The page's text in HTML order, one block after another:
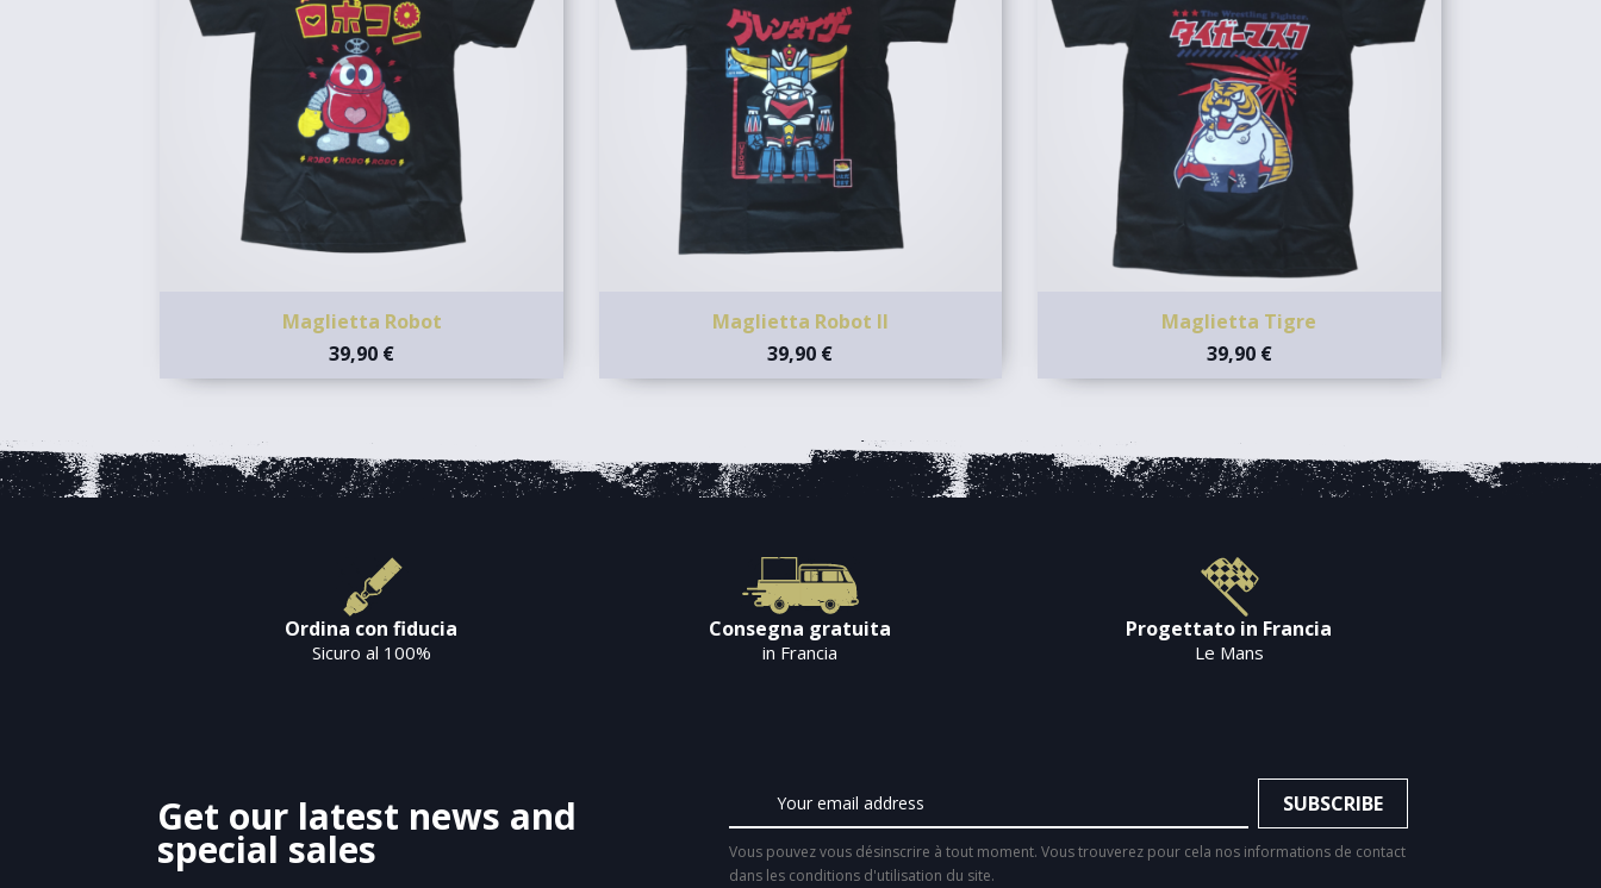
Maglietta Robot
39,90 €
Maglietta Robot II
39,90 €
Maglietta Tigre
39,90 €
Ordina con fiducia
Sicuro al 100%
Consegna gratuita
in Francia
Progettato in Francia
Le Mans
Get our latest news and
special sales
Vous pouvez vous désinscrire à tout moment. Vous trouverez pour cela nos informations de contact
dans les conditions d'utilisation du site.